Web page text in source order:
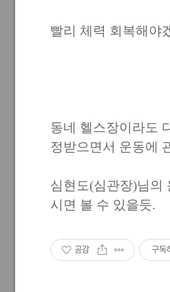
빨리 체력 회복해야
동네 헬스장이라도
정받으면서 운동에
심현도(심관장)님의
시면 볼 수 있을듯.
공감 구독